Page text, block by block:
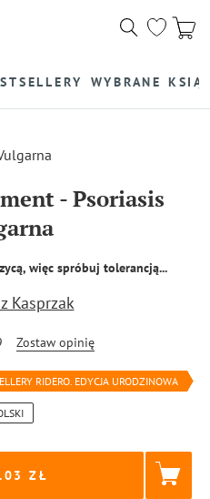
WYBRANE
-Psoriasis
więc spróbuj tolerancją...
Kasprzak
Zostaw opinię
RIDERO. EDYCJA URODZINOWA